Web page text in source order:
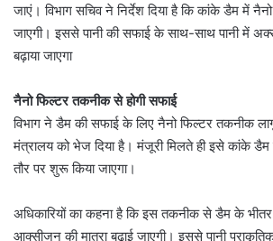
जाएं। विभाग सचिव ने निर्देश दिया है कि कांके डैम में
जाएगी। इससे पानी की सफाई के साथ-साथ पानी में
बढ़ाया जाएगा
नैनो फिल्टर तकनीक से होगी सफाई
विभाग ने डैम की सफाई के लिए नैनो फिल्टर तकनीक
मंत्रालय को भेज दिया है। मंजूरी मिलते ही इसे कांके
तौर पर शुरू किया जाएगा।
अधिकारियों का कहना है कि इस तकनीक से डैम के
आक्सीजन की मात्रा बढ़ाई जाएगी। इससे पानी